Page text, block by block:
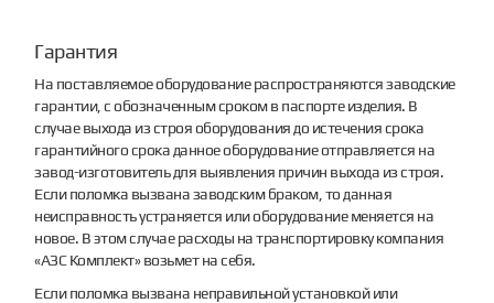
Гарантия
На поставляемое оборудование распространяются заводские
гарантии, с обозначенным сроком в паспорте изделия. В
случае выхода из строя оборудования до истечения срока
гарантийного срока данное оборудование отправляется на
завод-изготовитель для выявления причин выхода из строя.
Если поломка вызвана заводским браком, то данная
неисправность устраняется или оборудование меняется на
новое. В этом случае расходы на транспортировку компания
«АЗС Комплект» возьмет на себя.
Если поломка вызвана неправильной установкой или